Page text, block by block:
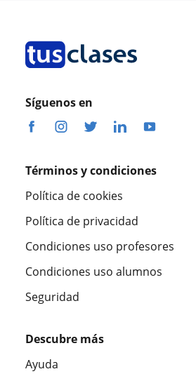
Síguenos en
Términos y condiciones
Política de cookies
Política de privacidad
Condiciones uso profesores
Condiciones uso alumnos
Seguridad
Descubre más
Ayuda